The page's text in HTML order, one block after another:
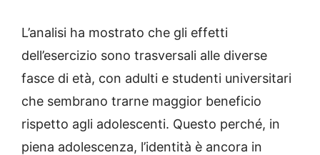
L’analisi ha mostrato che gli effetti
dell’esercizio sono trasversali alle diverse
fasce di età, con adulti e studenti universitari
che sembrano trarne maggior beneficio
rispetto agli adolescenti. Questo perché, in
piena adolescenza, l’identità è ancora in